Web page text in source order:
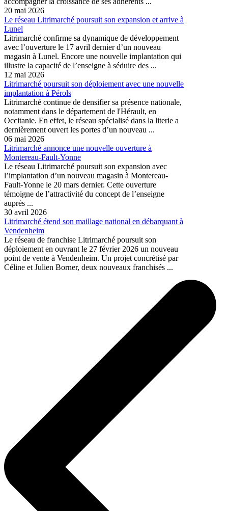
20 mai 2026
Le réseau Litrimarché poursuit son expansion et arrive à
Lunel
Litrimarché confirme sa dynamique de développement
avec l’ouverture le 17 avril dernier d’un nouveau
magasin à Lunel. Encore une nouvelle implantation qui
illustre la capacité de l’enseigne à séduire des ...
12 mai 2026
Litrimarché poursuit son déploiement avec une nouvelle
implantation à Pérols
Litrimarché continue de densifier sa présence nationale,
notamment dans le département de l'Hérault, en
Occitanie. En effet, le réseau spécialisé dans la literie a
dernièrement ouvert les portes d’un nouveau ...
06 mai 2026
Litrimarché annonce une nouvelle ouverture à
Montereau-Fault-Yonne
Le réseau Litrimarché poursuit son expansion avec
l’implantation d’un nouveau magasin à Montereau-
Fault-Yonne le 20 mars dernier. Cette ouverture
témoigne de l’attractivité du concept de l’enseigne
auprès ...
30 avril 2026
Litrimarché étend son maillage national en débarquant à
Vendenheim
Le réseau de franchise Litrimarché poursuit son
déploiement en ouvrant le 27 février 2026 un nouveau
point de vente à Vendenheim. Un projet concrétisé par
Céline et Julien Borner, deux nouveaux franchisés ...